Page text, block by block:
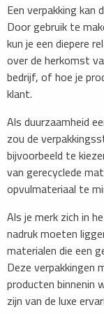
Een verpakking kan
Door gebruik te
kun je een diepere
over de herkomst
bedrijf, of hoe je
klant.
Als duurzaamheid
zou de
bijvoorbeeld te
van gerecyclede
opvulmateriaal te
Als je merk zich in
nadruk moeten
materialen die een
Deze verpakkingen
producten binnenin
zijn van de luxe